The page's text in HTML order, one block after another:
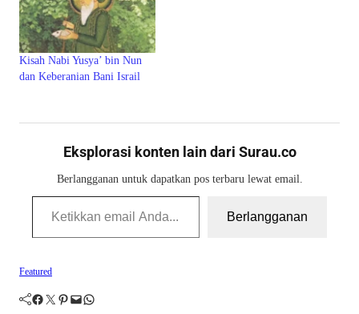
Kisah Nabi Yusya’ bin Nun
dan Keberanian Bani Israil
Eksplorasi konten lain dari Surau.co
Berlangganan untuk dapatkan pos terbaru lewat email.
Ketikkan email Anda...
Berlangganan
Featured
Facebook Twitter Pinterest Mail WhatsApp